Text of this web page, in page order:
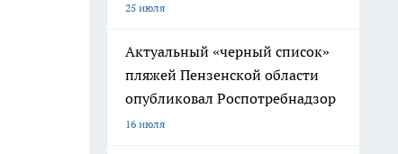
25 июля
Актуальный «черный список»
пляжей Пензенской области
опубликовал Роспотребнадзор
16 июля